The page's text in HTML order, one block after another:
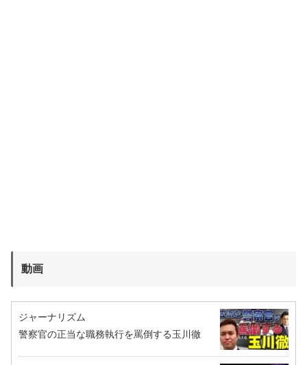
動画
ジャーナリズム
警察官の正当な職務執行を罵倒する玉川徹